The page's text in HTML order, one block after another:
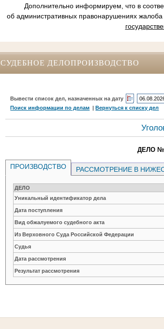
Дополнительно информируем, что в
об административных правонарушениях
СУДЕБНОЕ ДЕЛОПРОИЗВОДСТВО
Вывести список дел, назначенных на дату
Поиск информации по делам |Вернуться к списку дел
ДЕЛО №
ПРОИЗВОДСТВО РАССМОТРЕНИЕ В
ДЕЛО
Уникальный идентификатор дела
Дата поступления
Вид обжалуемого судебного акта
Из Верховного Суда Российской Федерации
Судья
Дата рассмотрения
Результат рассмотрения